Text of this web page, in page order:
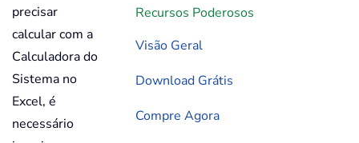
Recursos Poderosos
Visão Geral
Download Grátis
Compre Agora
precisar
calcular com a
Calculadora do
Sistema no
Excel, é
necessário